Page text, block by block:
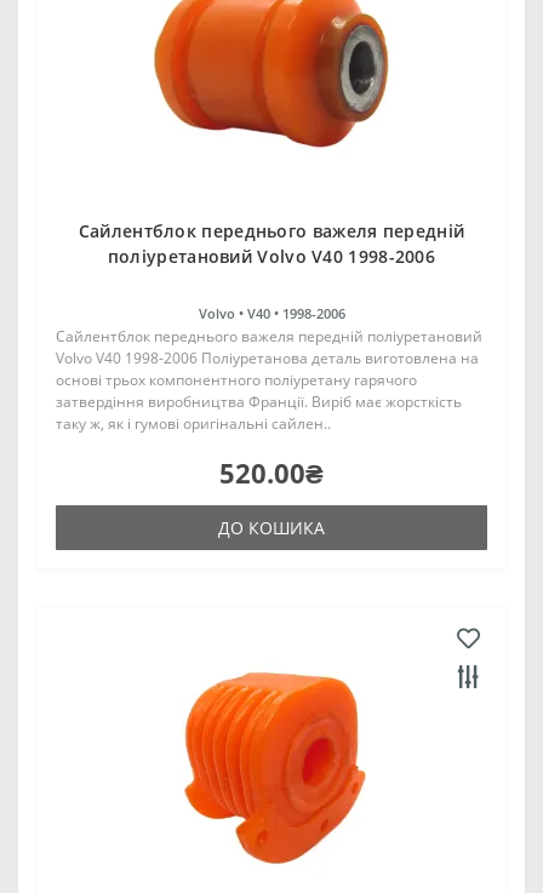
Сайлентблок переднього важеля передній
поліуретановий Volvo V40 1998-2006
Volvo • V40 • 1998-2006
Сайлентблок переднього важеля передній поліуретановий
Volvo V40 1998-2006 Поліуретанова деталь виготовлена на
основі трьох компонентного поліуретану гарячого
затвердіння виробництва Франції. Виріб має жорсткість
таку ж, як і гумові оригінальні сайлен..
520.00₴
ДО КОШИКА